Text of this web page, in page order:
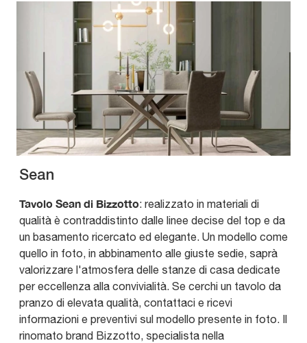
Sean
Tavolo Sean di Bizzotto: realizzato in materiali di
qualità è contraddistinto dalle linee decise del top e da
un basamento ricercato ed elegante. Un modello come
quello in foto, in abbinamento alle giuste sedie, saprà
valorizzare l'atmosfera delle stanze di casa dedicate
per eccellenza alla convivialità. Se cerchi un tavolo da
pranzo di elevata qualità, contattaci e ricevi
informazioni e preventivi sul modello presente in foto. Il
rinomato brand Bizzotto, specialista nella